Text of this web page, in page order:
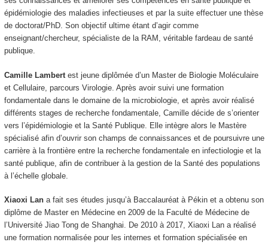
épidémiologie des maladies infectieuses et par la suite effectuer une thèse
de doctorat/PhD. Son objectif ultime étant d’agir comme
enseignant/chercheur, spécialiste de la RAM, véritable fardeau de santé
publique.
Camille Lambert est jeune diplômée d’un Master de Biologie Moléculaire
et Cellulaire, parcours Virologie. Après avoir suivi une formation
fondamentale dans le domaine de la microbiologie, et après avoir réalisé
différents stages de recherche fondamentale, Camille décide de s’orienter
vers l’épidémiologie et la Santé Publique. Elle intègre alors le Mastère
spécialisé afin d’ouvrir son champs de connaissances et de poursuivre une
carrière à la frontière entre la recherche fondamentale en infectiologie et la
santé publique, afin de contribuer à la gestion de la Santé des populations
à l’échelle globale.
Xiaoxi Lana fait ses études jusqu’à Baccalauréat à Pékin et a obtenu son
diplôme de Master en Médecine en 2009 de la Faculté de Médecine de
l’Université Jiao Tong de Shanghai. De 2010 à 2017, Xiaoxi Lan a réalisé
une formation normalisée pour les internes et formation spécialisée en